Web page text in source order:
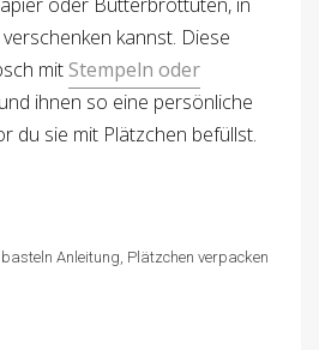
kannst. Diese
mit Stempeln oder
und ihnen so eine persönliche
du sie mit Plätzchen befüllst.